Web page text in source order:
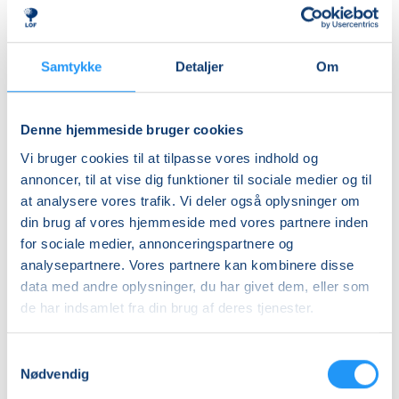
Samtykke Detaljer Om
Denne hjemmeside bruger cookies
Vi bruger cookies til at tilpasse vores indhold og
annoncer, til at vise dig funktioner til sociale medier og til
at analysere vores trafik. Vi deler også oplysninger om
din brug af vores hjemmeside med vores partnere inden
for sociale medier, annonceringspartnere og
analysepartnere. Vores partnere kan kombinere disse
data med andre oplysninger, du har givet dem, eller som
de har indsamlet fra din brug af deres tjenester.
Nødvendig
Studiekreds
(for
mænd)
HoldVenteliste
Ole Birch
Et fællesskab med læring og inspiration
nysgerrig i seniorlivet. Her kan du deltage i
aktiviteter, der styrker både fællesskab, viden